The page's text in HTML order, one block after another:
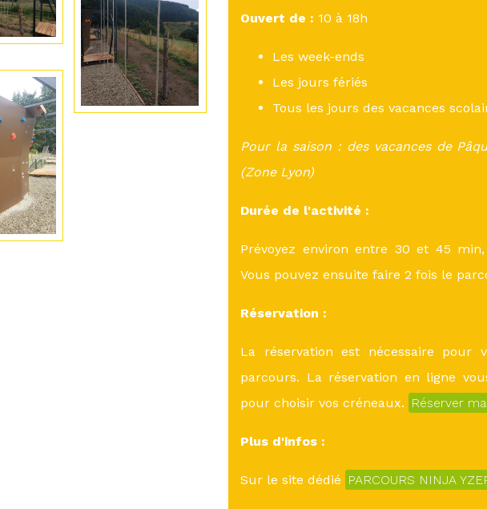
Ouvert de : 10 à 18h
Les week-ends
Les jours fériés
Tous les jours des vacances
Pour la saison : des vacances de
(Zone Lyon)
Durée de l'activité :
Prévoyez environ entre 30 et 45
Vous pouvez ensuite faire 2 fois le
Réservation :
La réservation est nécessaire pour
parcours. La réservation en ligne
pour choisir vos créneaux. Réserver
Plus d'infos :
Sur le site dédié PARCOURS NINJA